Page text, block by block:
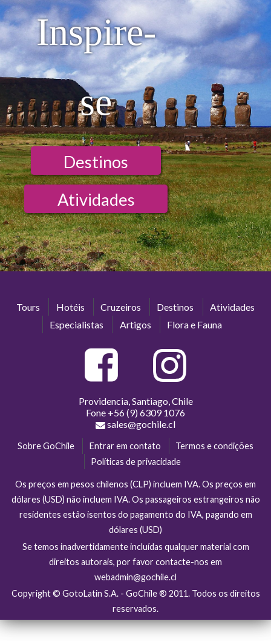
Inspire-
se
Destinos
Atividades
Tours Hotéis Cruzeiros Destinos
Atividades
Especialistas
Artigos Flora e Fauna
Providencia, Santiago, Chile
Fone +56 (9) 6309 1076
sales@gochile.cl
Sobre GoChile Entrar em contato
Termos e condições
Políticas de privacidade
Os preços em pesos chilenos (CLP) incluem IVA. Os preços em
dólares (USD) não incluem IVA. Os passageiros estrangeiros não
residentes estão isentos do pagamento do IVA, pagando em
dólares (USD)
Se temos inadvertidamente incluídas qualquer material com
direitos autorais, por favor contacte-nos em
webadmin@gochile.cl
Copyright © GotoLatin S.A. - GoChile ® 2011. Todos os direitos
reservados.